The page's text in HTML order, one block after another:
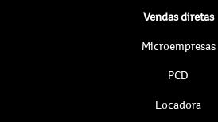
Vendas diretas
Microempresas
PCD
Locadora